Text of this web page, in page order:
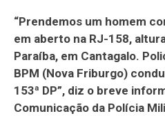
“Prendemos um homem
em aberto na RJ-158,
Paraíba, em Cantagalo.
BPM (Nova Friburgo)
153ª DP”, diz o breve
Comunicação da Polícia